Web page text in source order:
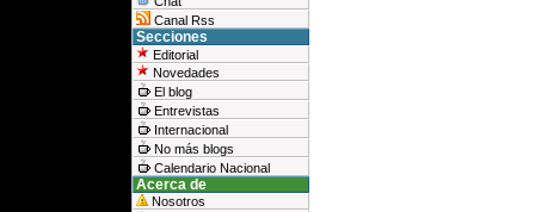
Canal Rss
Secciones
Editorial
Novedades
El blog
Entrevistas
Internacional
No más blogs
Calendario Nacional
Acerca de
Nosotros